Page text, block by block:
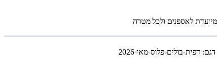
מיועדת לאספנים ולכל מטרה
דגם: דפית-בולים-פלוס-מאי-2026